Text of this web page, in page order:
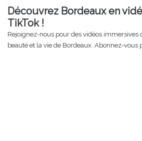
Découvrez Bordeaux en
TikTok !
Rejoignez-nous pour des vidéos immersives
beauté et la vie de Bordeaux. Abonnez-vous